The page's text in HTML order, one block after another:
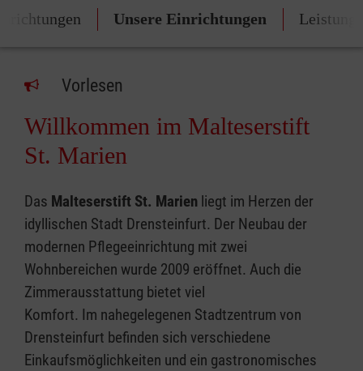
Unsere Einrichtungen
Vorlesen
Willkommen im Malteserstift
St. Marien
Das Malteserstift St. Marien liegt im Herzen der
idyllischen Stadt Drensteinfurt. Der Neubau der
modernen Pflegeeinrichtung mit zwei
Wohnbereichen wurde 2009 eröffnet. Auch die
Zimmerausstattung bietet viel
Komfort. Im nahegelegenen Stadtzentrum von
Drensteinfurt befinden sich verschiedene
Einkaufsmöglichkeiten und ein gastronomisches